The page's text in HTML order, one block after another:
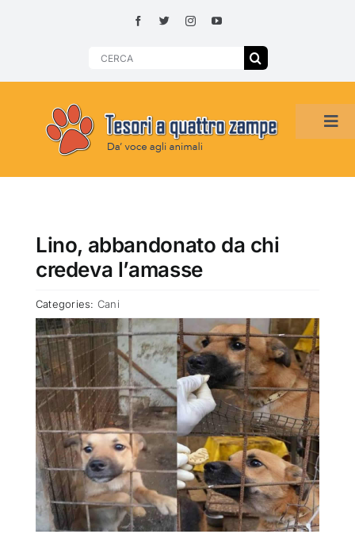
Search
HOME
ADOTTATI O RITROVATI
ATTUALITÀ
VIDEO
CHI SIAMO
Lino, abbandonato da chi
credeva l’amasse
Categories: Cani